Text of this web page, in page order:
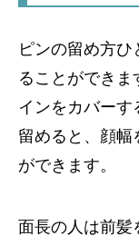
ピンの留め方
ることができま
インをカバーす
留めると、顔幅
ができます。
面長の人は前髪